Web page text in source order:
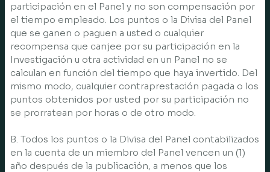
participación en el Panel y no son compensación por
el tiempo empleado. Los puntos o la Divisa del Panel
que se ganen o paguen a usted o cualquier
recompensa que canjee por su participación en la
Investigación u otra actividad en un Panel no se
calculan en función del tiempo que haya invertido. Del
mismo modo, cualquier contraprestación pagada o los
puntos obtenidos por usted por su participación no
se prorratean por horas o de otro modo.
B. Todos los puntos o la Divisa del Panel contabilizados
en la cuenta de un miembro del Panel vencen un (1)
año después de la publicación, a menos que los